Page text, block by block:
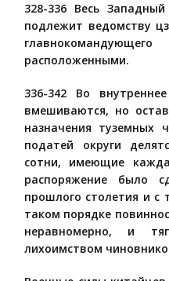
328-336 Весь
подлежит ведомству
расположенными.
336-342 Во
вмешиваются, но
назначения туземных
податей округи
сотни, имеющие
распоряжение было
прошлого столетия и с
таком порядке
неравномерно, и
лихоимством